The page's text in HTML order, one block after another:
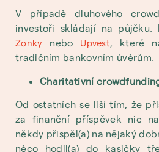
V případě dluhového
investoři skládají na půjčku.
Zonky nebo Upvest, které
tradičním bankovním úvěrům.
Charitativní
Od ostatních se liší tím, že
za finanční příspěvek nic
někdy přispěl(a) na nějaký
něco hodil(a) do kasičky